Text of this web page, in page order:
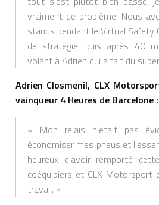
vraiment de problème. Nous
stands pendant le Virtual Safety
de stratégie, puis après 40
volant à Adrien qui a fait du
Adrien Closmenil, CLX
vainqueur 4 Heures de Barcelone :
« Mon relais n'était pas
économiser mes pneus et
heureux d'avoir remporté
coéquipiers et CLX Motorsport
travail. »